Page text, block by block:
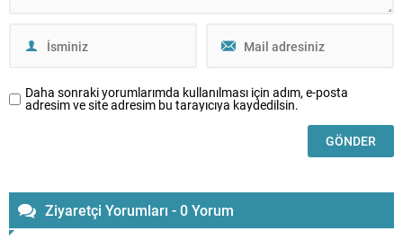
Daha sonraki yorumlarımda kullanılması için adım, e-posta
adresim ve site adresim bu tarayıcıya kaydedilsin.
Ziyaretçi Yorumları - 0 Yorum